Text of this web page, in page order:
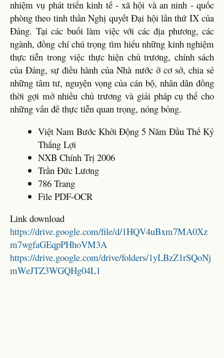
nhiệm vụ phát triển kinh tế - xã hội và an ninh - quốc
phòng theo tinh thần Nghị quyết Đại hội lần thứ IX của
Đảng. Tại các buổi làm việc với các địa phương, các
ngành, đồng chí chú trọng tìm hiểu những kinh nghiệm
thực tiễn trong việc thực hiện chủ trương, chính sách
của Đảng, sự điều hành của Nhà nước ở cơ sở, chia sẻ
những tâm tư, nguyện vọng của cán bộ, nhân dân đồng
thời gợi mở nhiều chủ trương và giải pháp cụ thể cho
những vấn đề thực tiễn quan trọng, nóng bỏng.
Việt Nam Bước Khởi Động 5 Năm Đầu Thế Kỷ
Thắng Lợi
NXB Chính Trị 2006
Trần Đức Lương
786 Trang
File PDF-OCR
Link download
https://drive.google.com/file/d/1HQV4uBxm7MA0Xz
m7wgfaGEqpPHhoVM3A
https://drive.google.com/drive/folders/1yLBzZ1rSQoNj
mWeJTZ3WGQHg04L1